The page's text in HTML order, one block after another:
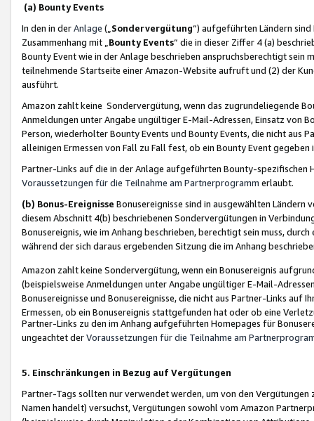
(a) Bounty Events
In den in derAnlage („ Sondervergütung“) aufgeführten Ländern
Zusammenhang mit „ Bounty Events“ die in dieser Ziffer 4 (a)
Bounty Event wie in der Anlage beschrieben anspruchsberechtigt sein
teilnehmende Startseite einer Amazon-Website aufruft und (2) der
ausführt.
Amazon zahlt keine Sondervergütung, wenn das zugrundeliegende
Anmeldungen unter Angabe ungültiger E-Mail-Adressen, Einsatz von
Person, wiederholter Bounty Events und Bounty Events, die nicht
alleinigen Ermessen von Fall zu Fall fest, ob ein Bounty Event
Partner-Links auf die in der Anlage aufgeführten Bounty-spezifischen
Voraussetzungen für die Teilnahme am Partnerprogramm erlaubt.
(b) Bonus-Ereignisse Bonusereignisse sind in ausgewählten Ländern
diesem Abschnitt 4(b) beschriebenen Sondervergütungen in
Bonusereignis, wie im Anhang beschrieben, berechtigt sein muss,
während der sich daraus ergebenden Sitzung die im Anhang
Amazon zahlt keine Sondervergütung, wenn ein Bonusereignis
(beispielsweise Anmeldungen unter Angabe ungültiger E-Mail-
Bonusereignisse und Bonusereignisse, die nicht aus Partner-Links auf
Ermessen, ob ein Bonusereignis stattgefunden hat oder ob eine
Partner-Links zu den im Anhang aufgeführten Homepages für
ungeachtet derVoraussetzungen für die Teilnahme am
5. Einschränkungen in Bezug auf Vergütungen
Partner-Tags sollten nur verwendet werden, um von den
Namen handelt) versuchst, Vergütungen sowohl vom Amazon